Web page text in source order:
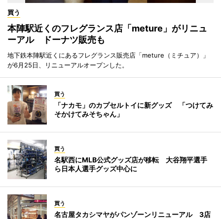
買う
本陣駅近くのフレグランス店「meture」がリニュ
ーアル ドーナツ販売も
地下鉄本陣駅近くにあるフレグランス販売店「meture（ミチュア）」
が6月25日、リニューアルオープンした。
買う
「ナカモ」のカプセルトイに新グッズ 「つけてみ
そかけてみそちゃん」
買う
名駅西にMLB公式グッズ店が移転 大谷翔平選手
ら日本人選手グッズ中心に
買う
名古屋タカシマヤがパンゾーンリニューアル 3店